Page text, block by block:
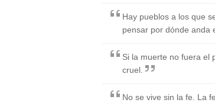
Hay pueblos a los que
pensar por dónde anda
Si la muerte no fuera el
cruel.
No se vive sin la fe. La